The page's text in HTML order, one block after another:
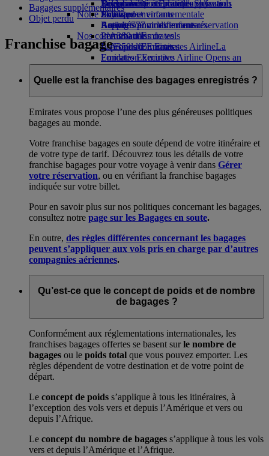
Boissons
Notre flotte
Boeing 777
L’A380 d’Emirates
L’A350 d’Emirates
Emirates Executive
Plan des sièges
Divertissements pour les enfants
Jouets pour enfants
Activités pour les enfants
La durabilité en pratique
Politique environnementale
Rapports environnementaux
Nos communautés
La Fondation Emirates AirlineLa
Fondation Emirates Airline Opens an
external link in a new tab
Parrainages
Se connecter à Emirates Skywards
Skywards+
Téléphone portable et l'application
Emirates
Annuler ou modifier une réservation
Perturbations de vols
À propos d’Emirates
Bagages supplémentaires
Objet perdu
Franchise bagage
Quelle est la franchise des bagages enregistrés ?
Emirates vous propose l’une des plus généreuses politiques
bagages au monde.
Votre franchise bagages en soute dépend de votre itinéraire et
de votre type de tarif. Découvrez tous les détails de votre
franchise bagages pour votre voyage à venir dans Gérer
votre réservation, ou en vérifiant la franchise bagages
indiquée sur votre billet.
Pour en savoir plus sur nos politiques concernant les bagages,
consultez notre page sur les Bagages en soute.
En outre, des règles différentes concernant les bagages
peuvent s’appliquer aux vols pris en charge par d’autres
compagnies aériennes.
Qu’est-ce que le concept de poids et de nombre
de bagages ?
Conformément aux réglementations internationales, les
franchises bagages offertes se basent surle nombre de
bagages ou le poids total que vous pouvez emporter. Les
règles dépendent de votre destination et de votre point de
départ.
Le concept de poids s’applique à tous les itinéraires, à
l’exception des vols vers et depuis l’Amérique et vers ou
depuis l’Afrique.
Le concept du nombre de bagages s’applique à tous les vols
vers et depuis l’Amérique et l’Afrique.